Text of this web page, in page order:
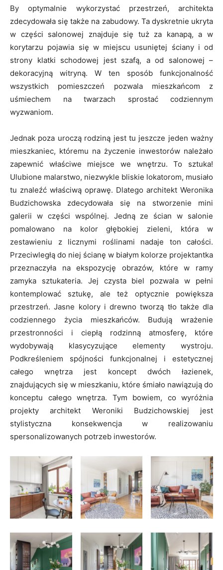
By optymalnie wykorzystać przestrzeń, architekta
zdecydowała się także na zabudowy. Ta dyskretnie ukryta
w części salonowej znajduje się tuż za kanapą, a w
korytarzu pojawia się w miejscu usuniętej ściany i od
strony klatki schodowej jest szafą, a od salonowej –
dekoracyjną witryną. W ten sposób funkcjonalność
wszystkich pomieszczeń pozwala mieszkańcom z
uśmiechem na twarzach sprostać codziennym
wyzwaniom.
Jednak poza uroczą rodziną jest tu jeszcze jeden ważny
mieszkaniec, któremu na życzenie inwestorów należało
zapewnić właściwe miejsce we wnętrzu. To sztuka!
Ulubione malarstwo, niezwykle bliskie lokatorom, musiało
tu znaleźć właściwą oprawę. Dlatego architekt Weronika
Budzichowska zdecydowała się na stworzenie mini
galerii w części wspólnej. Jedną ze ścian w salonie
pomalowano na kolor głębokiej zieleni, która w
zestawieniu z licznymi roślinami nadaje ton całości.
Przeciwległą do niej ścianę w białym kolorze projektantka
przeznaczyła na ekspozycję obrazów, które w ramy
zamyka sztukateria. Jej czysta biel pozwala w pełni
kontemplować sztukę, ale też optycznie powiększa
przestrzeń. Jasne kolory i drewno tworzą tło także dla
codziennego życia mieszkańców. Budują wrażenie
przestronności i ciepłą rodzinną atmosferę, które
wydobywają klasycyzujące elementy wystroju.
Podkreśleniem spójności funkcjonalnej i estetycznej
całego wnętrza jest koncept dwóch łazienek,
znajdujących się w mieszkaniu, które śmiało nawiązują do
konceptu całego wnętrza. Tym bowiem, co wyróżnia
projekty architekt Weroniki Budzichowskiej jest
stylistyczna konsekwencja w realizowaniu
spersonalizowanych potrzeb inwestorów.